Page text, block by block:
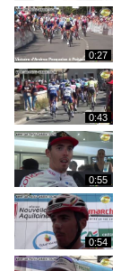
0:27
0:43
0:55
0:54